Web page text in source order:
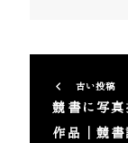
古い投稿
競書に写
作品｜競